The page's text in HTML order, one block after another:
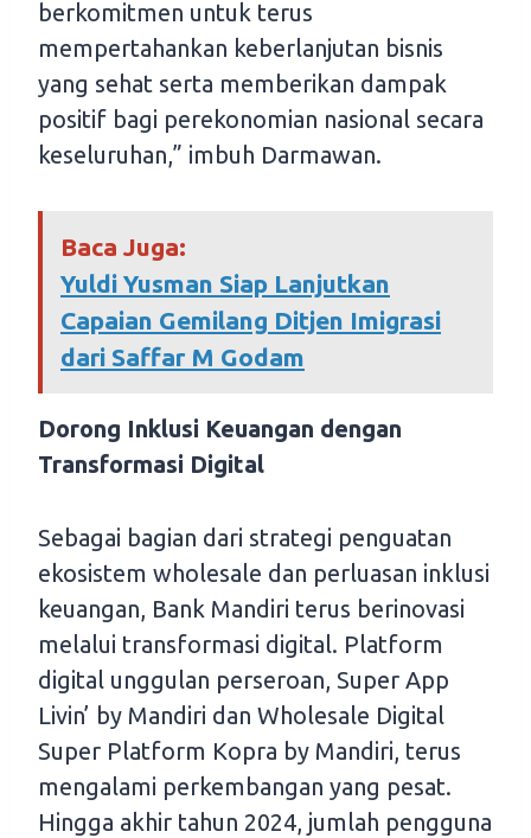
berkomitmen untuk terus
mempertahankan keberlanjutan bisnis
yang sehat serta memberikan dampak
positif bagi perekonomian nasional secara
keseluruhan,” imbuh Darmawan.
Baca Juga:
Yuldi Yusman Siap Lanjutkan
Capaian Gemilang Ditjen Imigrasi
dari Saffar M Godam
Dorong Inklusi Keuangan dengan
Transformasi Digital
Sebagai bagian dari strategi penguatan
ekosistem wholesale dan perluasan inklusi
keuangan, Bank Mandiri terus berinovasi
melalui transformasi digital. Platform
digital unggulan perseroan, Super App
Livin’ by Mandiri dan Wholesale Digital
Super Platform Kopra by Mandiri, terus
mengalami perkembangan yang pesat.
Hingga akhir tahun 2024, jumlah pengguna